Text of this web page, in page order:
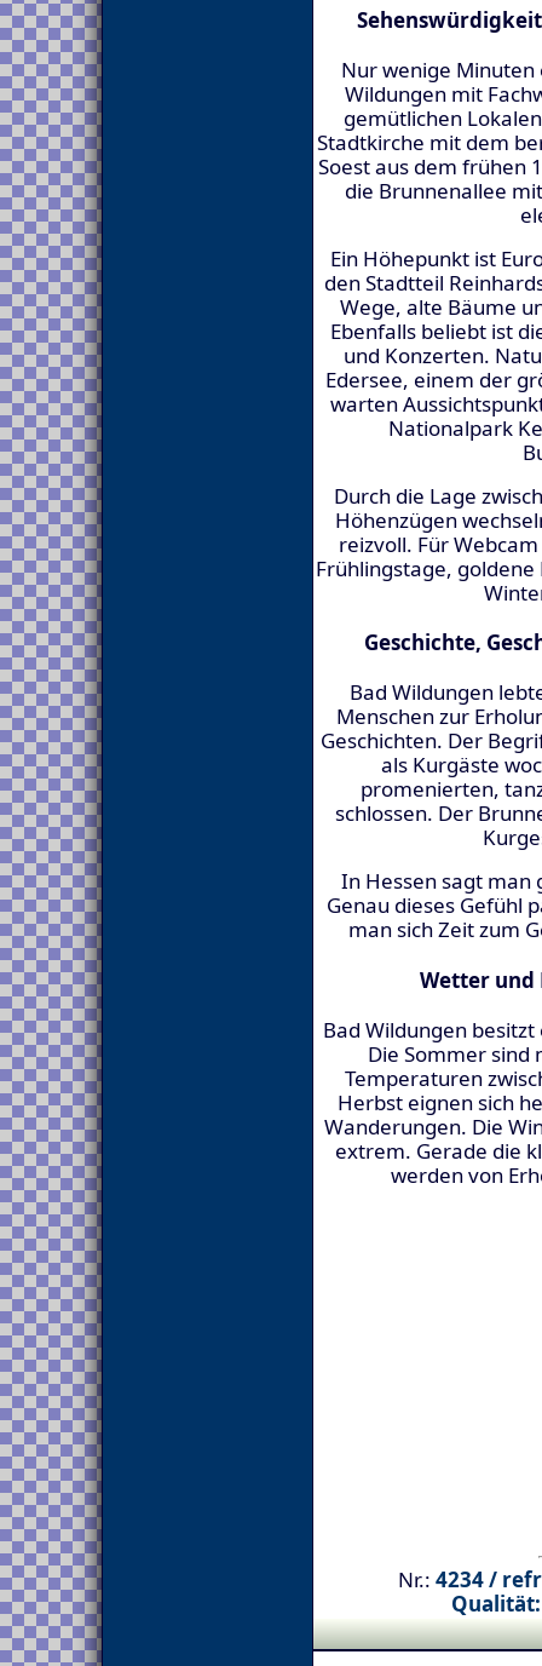
Nur wenige
Wildungen mit
gemütlichen
Stadtkirche mit dem
Soest aus dem frühen
die Brunnenallee
Ein Höhepunkt ist
den Stadtteil
Wege, alte Bäume
Ebenfalls beliebt ist
und Konzerten.
Edersee, einem der
warten
Nationalpark
Durch die Lage
Höhenzügen
reizvoll. Für
Frühlingstage,
Geschichte,
Bad Wildungen
Menschen zur
Geschichten. Der
als Kurgäste
promenierten,
schlossen. Der
In Hessen sagt man
Genau dieses Gefühl
man sich Zeit zum
Wetter und
Bad Wildungen
Die Sommer
Temperaturen
Herbst eignen sich
Wanderungen. Die
extrem. Gerade die
werden von
Nr.: 4234 /